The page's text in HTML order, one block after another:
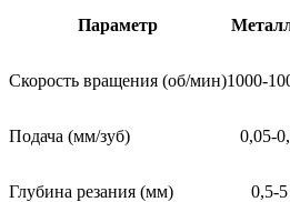
Параметр
Скорость вращения (об/мин)1000-
Подача (мм/зуб) 0,05-
Глубина резания (мм) 0,5-5